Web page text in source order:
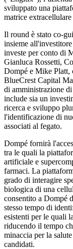
sviluppato una
matrice
Il round è stato co-
insieme
investe per conto di
Gianluca Rossetti,
Dompé e Mike Platt,
BlueCrest Capital
di amministrazione
include sia un
ricerca e sviluppo
l'identificazione di
associati al fegato.
Dompé fornirà
tra le quali la
artificiale e
farmaci. La
grado di interagire
biologica di una
consentito a Dompé
stesso tempo di
esistenti per le quali
riducendo il tempo
minaccia per la
candidati.